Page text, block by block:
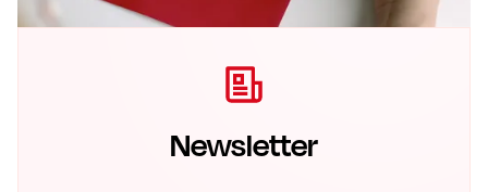
Newsletter